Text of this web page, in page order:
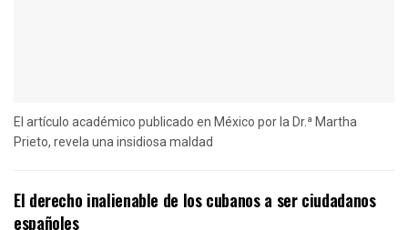
El artículo académico publicado en México por la Dr.ª Martha
Prieto, revela una insidiosa maldad
El derecho inalienable de los cubanos a ser ciudadanos
españoles